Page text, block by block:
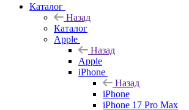
Каталог
Назад
Каталог
Apple
Назад
Apple
iPhone
Назад
iPhone
iPhone 17 Pro Max